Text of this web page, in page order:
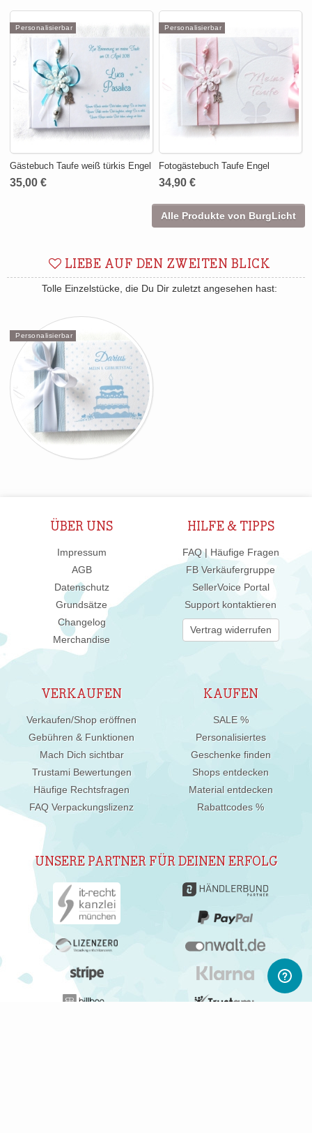
Personalisierbar
Gästebuch Taufe weiß türkis Engel
35,00 €
Personalisierbar
Fotogästebuch Taufe Engel
34,90 €
Alle Produkte von BurgLicht
LIEBE AUF DEN ZWEITEN BLICK
Tolle Einzelstücke, die Du Dir zuletzt angesehen hast:
Personalisierbar
ÜBER UNS
Impressum
AGB
Datenschutz
Grundsätze
Changelog
Merchandise
HILFE & TIPPS
FAQ | Häufige Fragen
FB Verkäufergruppe
SellerVoice Portal
Support kontaktieren
Vertrag widerrufen
VERKAUFEN
Verkaufen/Shop eröffnen
Gebühren & Funktionen
Mach Dich sichtbar
Trustami Bewertungen
Häufige Rechtsfragen
FAQ Verpackungslizenz
KAUFEN
SALE %
Personalisiertes
Geschenke finden
Shops entdecken
Material entdecken
Rabattcodes %
UNSERE PARTNER FÜR DEINEN ERFOLG